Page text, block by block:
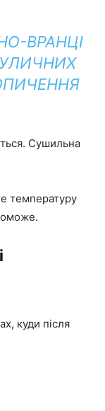
ВРАНЦІ
Сушильна
температуру
куди після